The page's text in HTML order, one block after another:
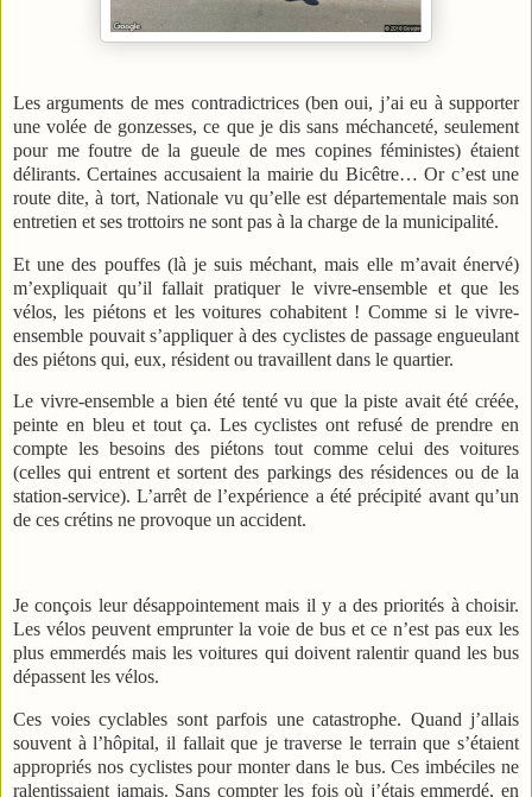
Les arguments de mes contradictrices (ben oui, j’ai eu à supporter
une volée de gonzesses, ce que je dis sans méchanceté, seulement
pour me foutre de la gueule de mes copines féministes) étaient
délirants. Certaines accusaient la mairie du Bicêtre… Or c’est une
route dite, à tort, Nationale vu qu’elle est départementale mais son
entretien et ses trottoirs ne sont pas à la charge de la municipalité.
Et une des pouffes (là je suis méchant, mais elle m’avait énervé)
m’expliquait qu’il fallait pratiquer le vivre-ensemble et que les
vélos, les piétons et les voitures cohabitent ! Comme si le vivre-
ensemble pouvait s’appliquer à des cyclistes de passage engueulant
des piétons qui, eux, résident ou travaillent dans le quartier.
Le vivre-ensemble a bien été tenté vu que la piste avait été créée,
peinte en bleu et tout ça. Les cyclistes ont refusé de prendre en
compte les besoins des piétons tout comme celui des voitures
(celles qui entrent et sortent des parkings des résidences ou de la
station-service). L’arrêt de l’expérience a été précipité avant qu’un
de ces crétins ne provoque un accident.
Je conçois leur désappointement mais il y a des priorités à choisir.
Les vélos peuvent emprunter la voie de bus et ce n’est pas eux les
plus emmerdés mais les voitures qui doivent ralentir quand les bus
dépassent les vélos.
Ces voies cyclables sont parfois une catastrophe. Quand j’allais
souvent à l’hôpital, il fallait que je traverse le terrain que s’étaient
appropriés nos cyclistes pour monter dans le bus. Ces imbéciles ne
ralentissaient jamais. Sans compter les fois où j’étais emmerdé, en